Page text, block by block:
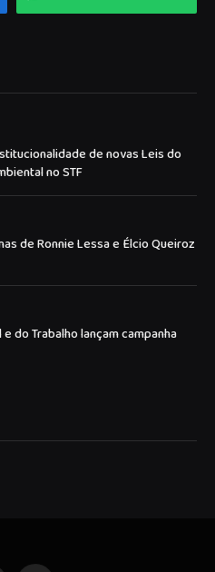
de novas Leis do
no STF
de Ronnie Lessa e Élcio Queiroz
do Trabalho lançam campanha